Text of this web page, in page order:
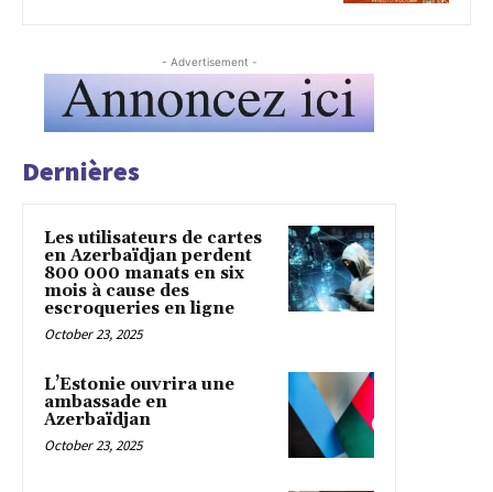
- Advertisement -
Dernières
Les utilisateurs de cartes
en Azerbaïdjan perdent
800 000 manats en six
mois à cause des
escroqueries en ligne
October 23, 2025
L’Estonie ouvrira une
ambassade en
Azerbaïdjan
October 23, 2025